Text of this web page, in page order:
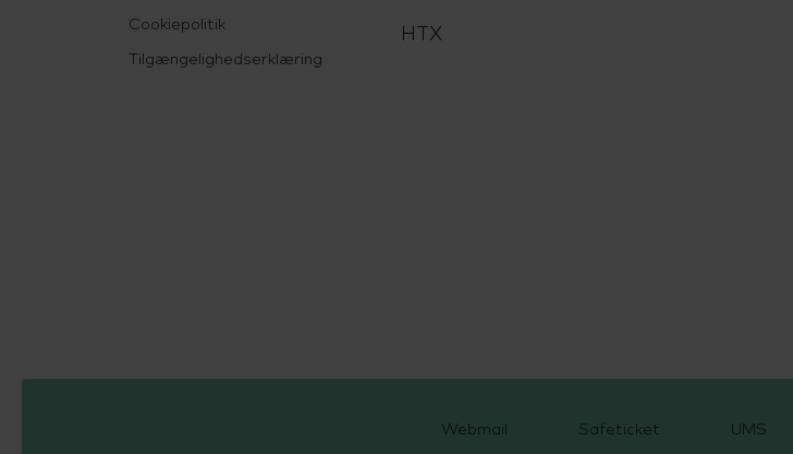
Cookiepolitik
Tilgængelighedserklæring
HTX
Webmail Safeticket UMS